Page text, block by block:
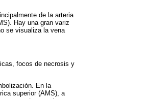
de la arteria
Hay una gran variz
se visualiza la vena
focos de necrosis y
En la
superior (AMS), a